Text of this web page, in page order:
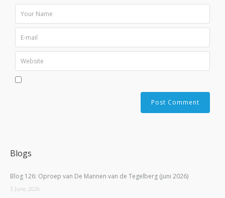
Blogs
Blog 126: Oproep van De Mannen van de Tegelberg (juni 2026)
3 June, 2026